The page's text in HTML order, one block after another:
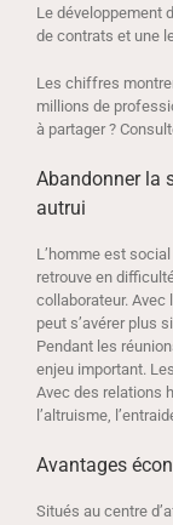
Le développement
de contrats et une
Les chiffres
millions de
à partager ?
Abandonner la
autrui
L’homme est
retrouve en
collaborateur. Avec
peut s’avérer plus
Pendant les
enjeu important.
Avec des relations
l’altruisme,
Avantages
Situés au centre